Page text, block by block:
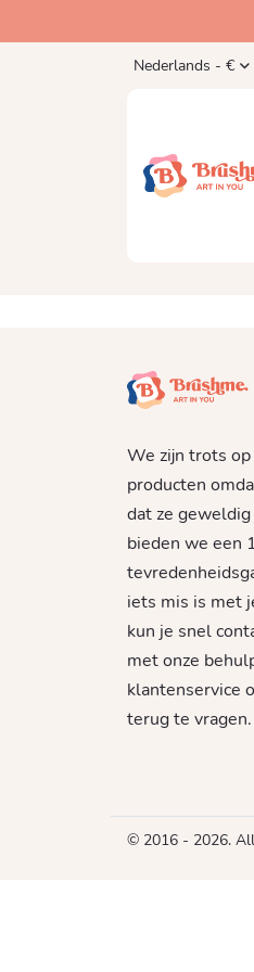
Nederlands - €
We zijn trots op
producten
dat ze geweldig
bieden we een
iets mis is met
kun je snel
met onze
klantenservice
terug te vragen.
© 2016 - 2026.